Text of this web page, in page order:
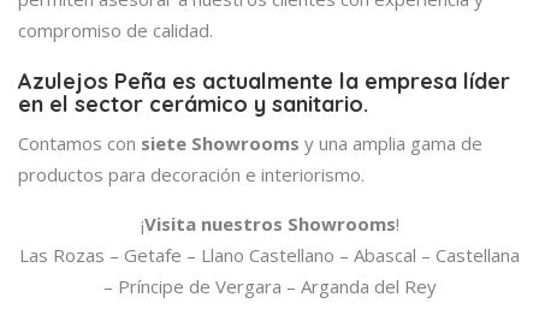
compromiso de calidad.
Azulejos Peña es actualmente la empresa líder
en el sector cerámico y sanitario.
Contamos con siete Showrooms y una amplia gama de
productos para decoración e interiorismo.
¡Visita nuestros Showrooms!
Las Rozas – Getafe – Llano Castellano – Abascal – Castellana
– Príncipe de Vergara – Arganda del Rey